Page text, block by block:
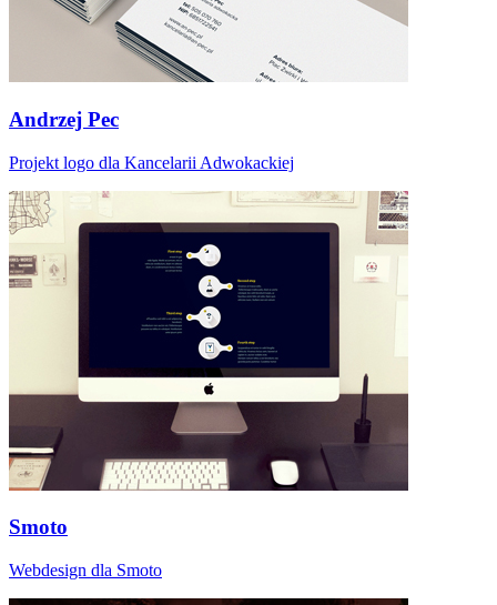
Andrzej Pec
Projekt logo dla Kancelarii Adwokackiej
Smoto
Webdesign dla Smoto